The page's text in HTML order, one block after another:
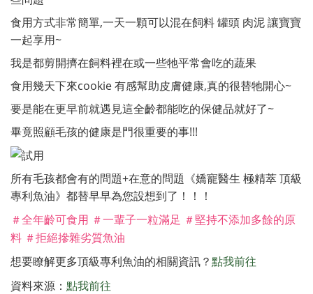
食用方式非常簡單,一天一顆可以混在飼料 罐頭 肉泥 讓寶寶
一起享用~
我是都剪開擠在飼料裡在或一些牠平常會吃的蔬果
食用幾天下來cookie 有感幫助皮膚健康,真的很替牠開心~
要是能在更早前就遇見這全齡都能吃的保健品就好了~
畢竟照顧毛孩的健康是門很重要的事!!!
所有毛孩都會有的問題+在意的問題《嬌寵醫生 極精萃 頂級
專利魚油》都替早早為您設想到了！！！
＃全年齡可食用 ＃一輩子一粒滿足 ＃堅持不添加多餘的原
料 ＃拒絕摻雜劣質魚油
想要瞭解更多頂級專利魚油的相關資訊？ 點我前往
資料來源： 點我前往